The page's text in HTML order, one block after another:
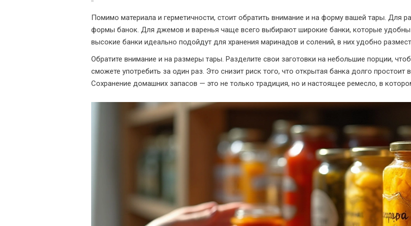
Помимо материала и герметичности, стоит обратить внимание и на форму вашей тары. Для
формы банок. Для джемов и варенья чаще всего выбирают широкие банки, которые удобны
высокие банки идеально подойдут для хранения маринадов и солений, в них удобно
Обратите внимание и на размеры тары. Разделите свои заготовки на небольшие порции,
сможете употребить за один раз. Это снизит риск того, что открытая банка долго простоит
Сохранение домашних запасов — это не только традиция, но и настоящее ремесло, в